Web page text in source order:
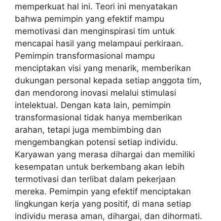
memperkuat hal ini. Teori ini menyatakan
bahwa pemimpin yang efektif mampu
memotivasi dan menginspirasi tim untuk
mencapai hasil yang melampaui perkiraan.
Pemimpin transformasional mampu
menciptakan visi yang menarik, memberikan
dukungan personal kepada setiap anggota tim,
dan mendorong inovasi melalui stimulasi
intelektual. Dengan kata lain, pemimpin
transformasional tidak hanya memberikan
arahan, tetapi juga membimbing dan
mengembangkan potensi setiap individu.
Karyawan yang merasa dihargai dan memiliki
kesempatan untuk berkembang akan lebih
termotivasi dan terlibat dalam pekerjaan
mereka. Pemimpin yang efektif menciptakan
lingkungan kerja yang positif, di mana setiap
individu merasa aman, dihargai, dan dihormati.